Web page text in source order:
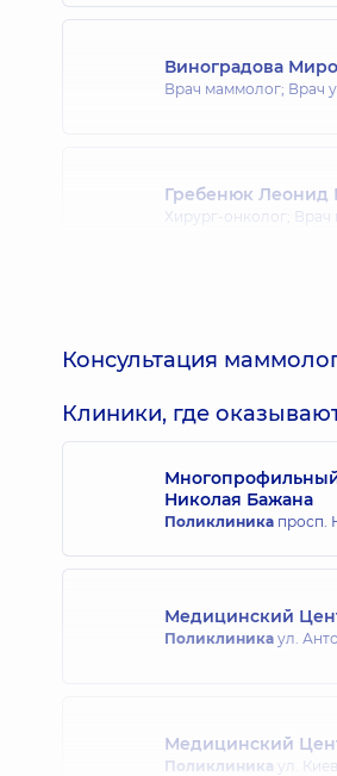
Виноградова
Врач маммолог; Врач
Гребенюк Леонид
Хирург-онколог; Врач
Горбунов Егор
Хирург; Врач
Консультация
Клиники, где
Николая Бажана
Поликлиника просп.
Медицинский
Поликлиника ул.
Медицинский
Поликлиника ул.